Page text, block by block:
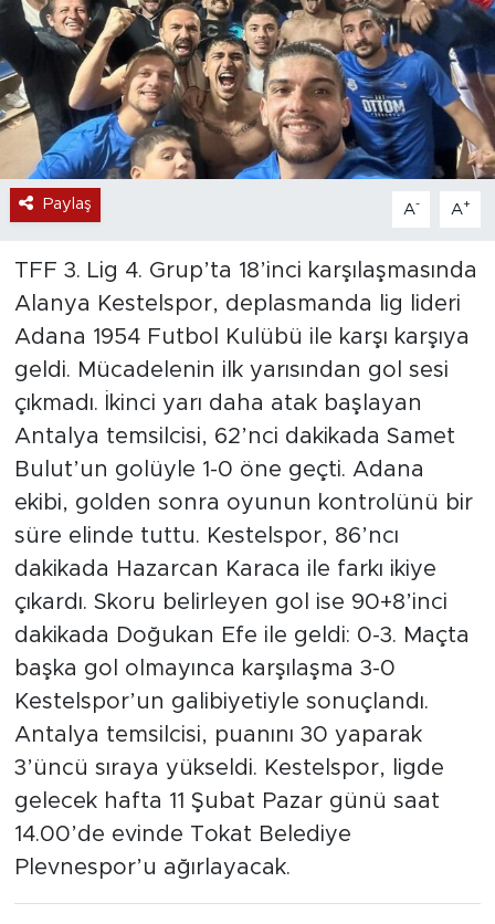
Paylaş A- A+
TFF 3. Lig 4. Grup’ta 18’inci karşılaşmasında
Alanya Kestelspor, deplasmanda lig lideri
Adana 1954 Futbol Kulübü ile karşı karşıya
geldi. Mücadelenin ilk yarısından gol sesi
çıkmadı. İkinci yarı daha atak başlayan
Antalya temsilcisi, 62’nci dakikada Samet
Bulut’un golüyle 1-0 öne geçti. Adana
ekibi, golden sonra oyunun kontrolünü bir
süre elinde tuttu. Kestelspor, 86’ncı
dakikada Hazarcan Karaca ile farkı ikiye
çıkardı. Skoru belirleyen gol ise 90+8’inci
dakikada Doğukan Efe ile geldi: 0-3. Maçta
başka gol olmayınca karşılaşma 3-0
Kestelspor’un galibiyetiyle sonuçlandı.
Antalya temsilcisi, puanını 30 yaparak
3’üncü sıraya yükseldi. Kestelspor, ligde
gelecek hafta 11 Şubat Pazar günü saat
14.00’de evinde Tokat Belediye
Plevnespor’u ağırlayacak.